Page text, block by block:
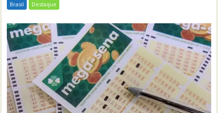
Brasil Destaque